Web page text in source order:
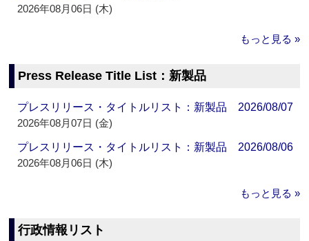
2026年08月06日 (木)
もっと見る »
Press Release Title List：新製品
プレスリリース・タイトルリスト：新製品 2026/08/07
2026年08月07日 (金)
プレスリリース・タイトルリスト：新製品 2026/08/06
2026年08月06日 (木)
もっと見る »
行政情報リスト